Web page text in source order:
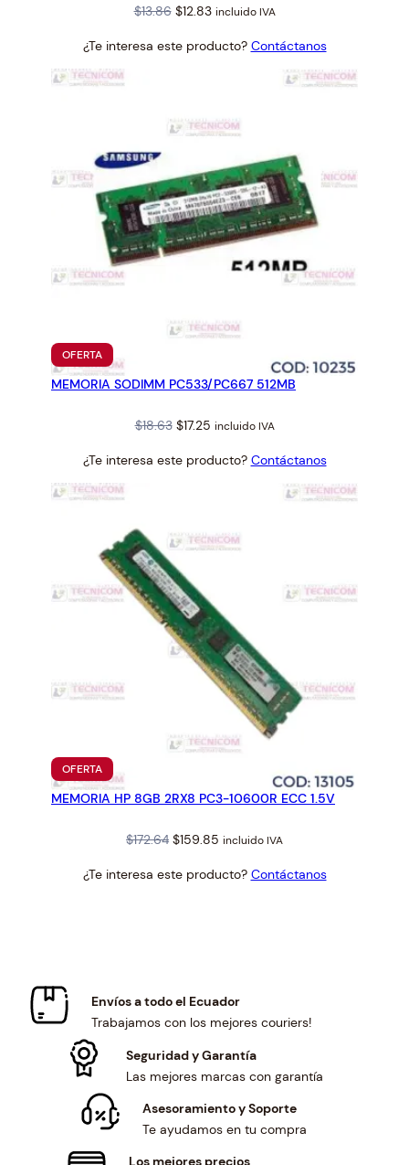
$13.86 Original
was:
$12.83Current
is:
incluido IVA
¿Te interesa este producto? Contáctanos
OFERTAPRODUCTO
EN
OFERTA
MEMORIA SODIMM PC533/PC667 512MB
$18.63 Original
was:
$17.25Current
is:
incluido IVA
¿Te interesa este producto? Contáctanos
OFERTAPRODUCTO
EN
OFERTA
MEMORIA HP 8GB 2RX8 PC3-10600R ECC 1.5V
$172.64 Original
was:
$159.85 Current
is:
incluido IVA
¿Te interesa este producto? Contáctanos
Envíos a todo el Ecuador
Trabajamos con los mejores couriers!
Seguridad y Garantía
Las mejores marcas con garantía
Asesoramiento y Soporte
Te ayudamos en tu compra
Los mejores precios